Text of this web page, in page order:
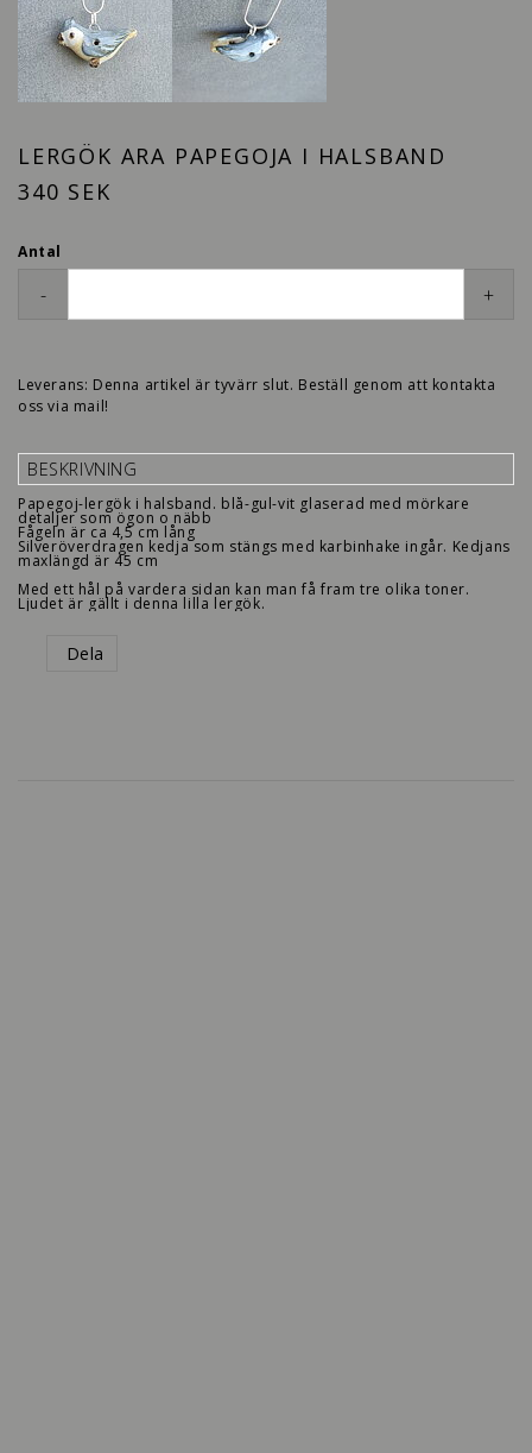
LERGÖK ARA PAPEGOJA I HALSBAND
340 SEK
Antal
- +
Leverans: Denna artikel är tyvärr slut. Beställ genom att kontakta
oss via mail!
BESKRIVNING
Papegoj-lergök i halsband. blå-gul-vit glaserad med mörkare
detaljer som ögon o näbb
Fågeln är ca 4,5 cm lång
Silveröverdragen kedja som stängs med karbinhake ingår. Kedjans
maxlängd är 45 cm
Med ett hål på vardera sidan kan man få fram tre olika toner.
Ljudet är gällt i denna lilla lergök.
Dela